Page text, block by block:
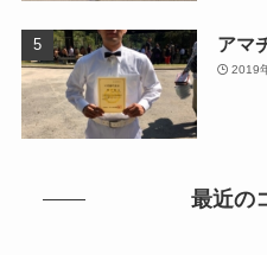
アマ
2019
最近の